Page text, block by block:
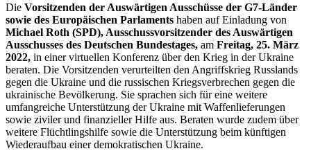
Die Vorsitzenden der Auswärtigen Ausschüsse der G7-Länder
sowie des Europäischen Parlaments haben auf Einladung von
Michael Roth (SPD), Ausschussvorsitzender des Auswärtigen
Ausschusses des Deutschen Bundestages, am Freitag, 25. März
2022, in einer virtuellen Konferenz über den Krieg in der Ukraine
beraten. Die Vorsitzenden verurteilten den Angriffskrieg Russlands
gegen die Ukraine und die russischen Kriegsverbrechen gegen die
ukrainische Bevölkerung. Sie sprachen sich für eine weitere
umfangreiche Unterstützung der Ukraine mit Waffenlieferungen
sowie ziviler und finanzieller Hilfe aus. Beraten wurde zudem über
weitere Flüchtlingshilfe sowie die Unterstützung beim künftigen
Wiederaufbau einer demokratischen Ukraine.